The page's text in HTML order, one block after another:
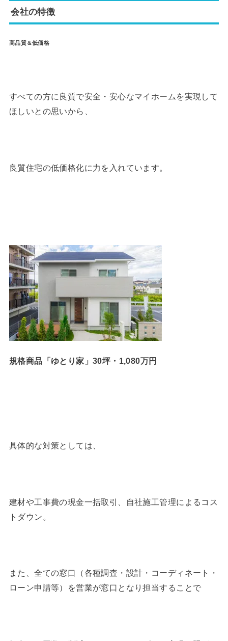
会社の特徴
高品質＆低価格
すべての方に良質で安全・安心なマイホームを実現して
ほしいとの思いから、
良質住宅の低価格化に力を入れています。
規格商品「ゆとり家」30坪・1,080万円
具体的な対策としては、
建材や工事費の現金一括取引、自社施工管理によるコス
トダウン。
また、全ての窓口（各種調査・設計・コーディネート・
ローン申請等）を営業が窓口となり担当することで